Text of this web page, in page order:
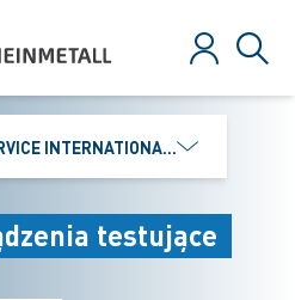
Zaloguj
INTERNATIONAL GMBH
testujące